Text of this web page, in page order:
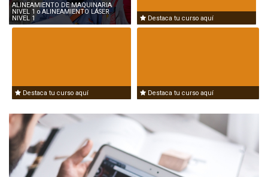
ALINEAMIENTO DE MAQUINARIA
NIVEL 1 o ALINEAMIENTO LÁSER
NIVEL 1
Destaca tu curso aquí
Destaca tu curso aquí Destaca tu curso aquí